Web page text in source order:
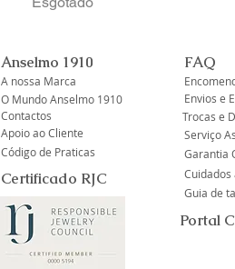
Anselmo 1910
A nossa Marca
O Mundo Anselmo 1910
Contactos
Apoio ao Cliente
FAQ
Envios e
Trocas e
Serviço
Garantia
Cuidados
Guia de
Código de Praticas
Certificado RJC
Portal